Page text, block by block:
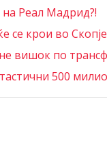
на Реал Мадрид?!
се крои во
вишок по
500